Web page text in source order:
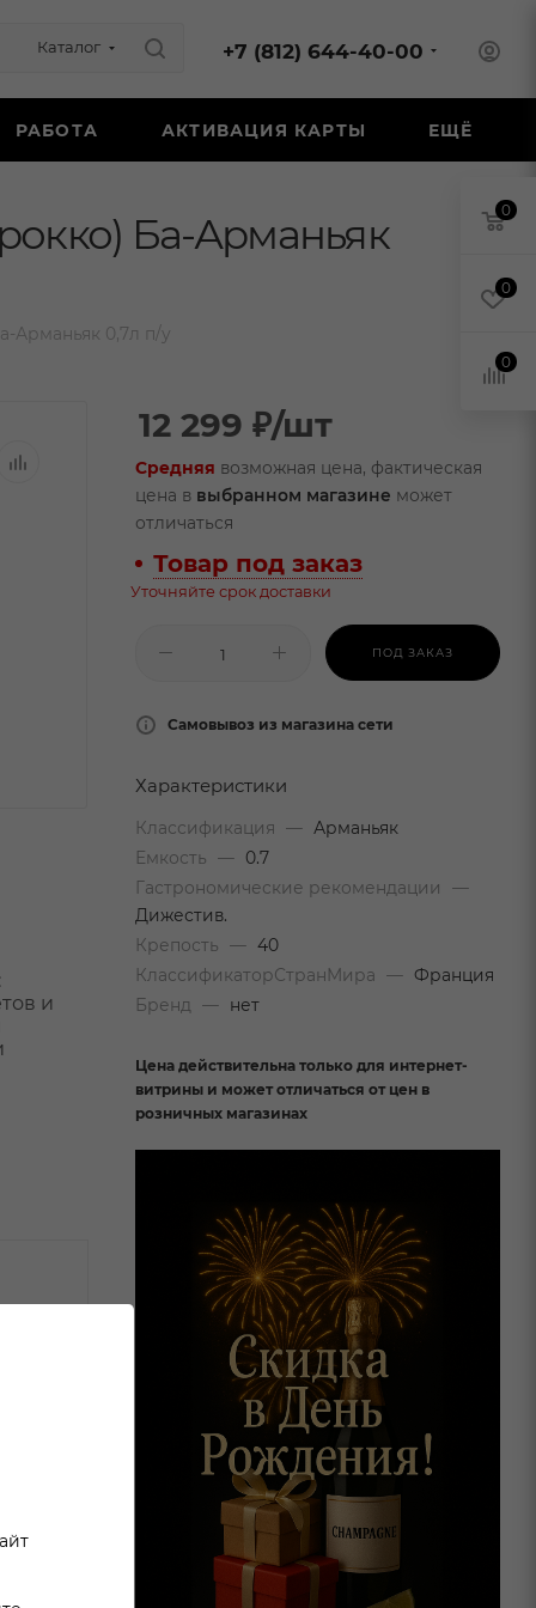
Каталог +7 (812) 644-40-00
РАБОТА АКТИВАЦИЯ КАРТЫ ЕЩЁ
Ба-Арманьяк
Арманьяк 0,7л п/у
и
12 299 ₽/шт
Средняя возможная цена, фактическая
цена в выбранном магазине может
отличаться
Товар под заказ
Уточняйте срок доставки
ПОД ЗАКАЗ
Самовывоз из магазина сети
Характеристики
Классификация —
Арманьяк
Емкость
—
0.7
Гастрономические рекомендации
—
Дижестив.
Крепость
— 40
КлассификаторСтранМира
— Франция
Бренд
— нет
Цена действительна только для интернет-
витрины и может отличаться от цен в
розничных магазинах
0
0
0